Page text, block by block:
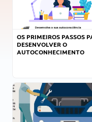
OS PRIMEIROS PASSOS
DESENVOLVER O
AUTOCONHECIMENTO